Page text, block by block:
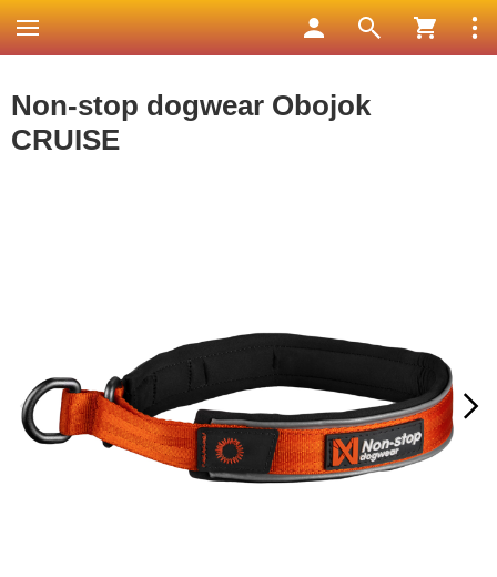
Non-stop dogwear Obojok
CRUISE